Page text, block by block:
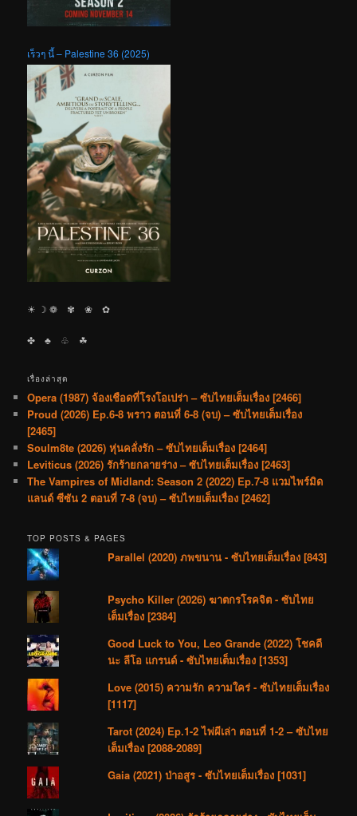
เร็วๆ นี้ – Palestine 36 (2025)
☀︎ ☽ ❁ ✾ ❀ ✿
✤ ♣︎ ♧ ☘︎
เรื่องล่าสุด
Opera (1987) จ้องเชือดที่โรงโอเปร่า – ซับไทยเต็มเรื่อง [2466]
Proud (2026) Ep.6-8 พราว ตอนที่ 6-8 (จบ) – ซับไทยเต็มเรื่อง
[2465]
Soulm8te (2026) หุ่นคลั่งรัก – ซับไทยเต็มเรื่อง [2464]
Leviticus (2026) รักร้ายกลายร่าง – ซับไทยเต็มเรื่อง [2463]
The Vampires of Midland: Season 2 (2022) Ep.7-8 แวมไพร์มิด
แลนด์ ซีซัน 2 ตอนที่ 7-8 (จบ) – ซับไทยเต็มเรื่อง [2462]
TOP POSTS & PAGES
Parallel (2020) ภพขนาน - ซับไทยเต็มเรื่อง [843]
Psycho Killer (2026) ฆาตกรโรคจิต - ซับไทย
เต็มเรื่อง [2384]
Good Luck to You, Leo Grande (2022) โชคดี
นะ ลีโอ แกรนด์ - ซับไทยเต็มเรื่อง [1353]
Love (2015) ความรัก ความใคร่ - ซับไทยเต็มเรื่อง
[1117]
Tarot (2024) Ep.1-2 ไพ่ผีเล่า ตอนที่ 1-2 – ซับไทย
เต็มเรื่อง [2088-2089]
Gaia (2021) ป่าอสูร - ซับไทยเต็มเรื่อง [1031]